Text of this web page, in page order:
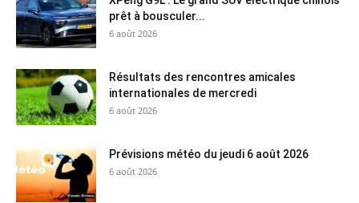
prêt à bousculer...
6 août 2026
Résultats des rencontres amicales
internationales de mercredi
6 août 2026
Prévisions météo du jeudi 6 août 2026
6 août 2026